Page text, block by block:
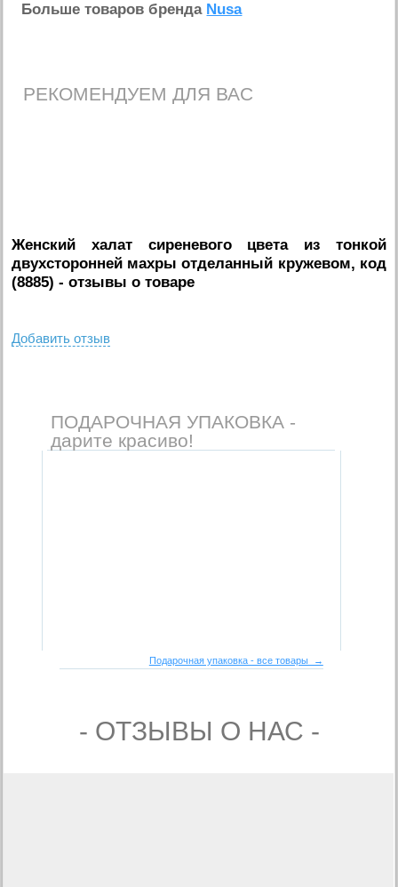
Больше товаров бренда Nusa
РЕКОМЕНДУЕМ ДЛЯ ВАС
Женский халат сиреневого цвета из тонкой
двухсторонней махры отделанный кружевом, код
(8885) - отзывы о товаре
Добавить отзыв
ПОДАРОЧНАЯ УПАКОВКА -
дарите красиво!
Подарочная упаковка - все товары →
- ОТЗЫВЫ О НАС -